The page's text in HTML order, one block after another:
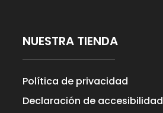
NUESTRA TIENDA
Política de privacidad
Declaración de accesibilidad